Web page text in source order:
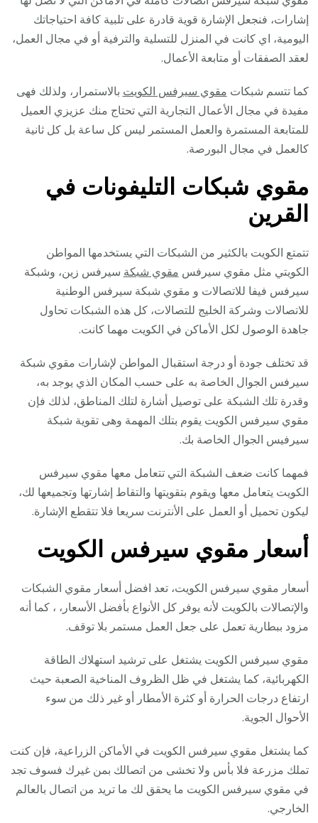
إشارات، فنجعل الإشارة قوية قادرة على تلبية كافة احتياجاتك
اليومية، اي كانت في المنزل للتسلية والترفية أو في مجال العمل،
لعقد الصفقات أو متابعة الأعمال.
كما تتسم شبكات مقوي سيرفس الكويت بالاستمرار، ولذلك فهى
مفيدة في مجال الأعمال التجارية التي تحتاج منك عزيزي العميل
للمتابعة المستمرة والعمل المستمر ليس كل ساعة بل كل ثانية
كالعمل في مجال البورصة.
مقوي شبكات التليفونات في
القرين
تتمتع الكويت بالكثير من الشبكات التي يستخدمها المواطن
الكويتي مثل مقوي سيرفس مقوي شبكة سيرفس زين، وشبكة
سيرفس فيفا للاتصالات و مقوي شبكة سيرفس الوطنية
للاتصالات وشركة الخليج للتصالات، كل هذه الشبكات تحاول
جاهدة الوصول لكل الأماكن في الكويت مهما كانت.
قد تختلف جودة أو درجة استقبال المواطن لإشارات مقوي شبكة
سيرفس الجوال الخاصة به على حسب المكان الذي يوجد به،
وقدرة تلك الشبكة على توصيل أشارة لتلك المناطق، لذلك فإن
مقوي سيرفس الكويت يقوم بتلك المهمة وهى تقوية شبكة
سيرفيس الجوال الخاصة بك.
فمهما كانت ضعف الشبكة التي تتعامل معها مقوي سيرفس
الكويت يتعامل معها ويقوم بتقويتها والتقاط إشارتها وتجميعها لك،
ليكون تحميل أو العمل على الأنترنت سريعا فلا تتقطع الإشارة.
أسعار مقوي سيرفس الكويت
أسعار مقوي سيرفس الكويت، تعد افضل أسعار مقوي الشبكات
والإتصالات بالكويت لأنه يوفر كل الأنواع بأفضل الأسعار، ، كما أنه
مزود ببطارية تعمل على جعل العمل مستمر بلا توقف.
مقوي سيرفس الكويت يشتغل على ترشيد استهلاك الطاقة
الكهربائية، كما يشتغل في ظل الظروف المناخية الصعبة حيث
ارتفاع درجات الحرارة أو كثرة الأمطار أو غير ذلك من سوء
الأحوال الجوية.
كما يشتغل مقوي سيرفس الكويت في الأماكن الزراعية، فإن كنت
تملك مزرعة فلا بأس ولا تخشى من اتصالك بمن غيرك فسوف تجد
في مقوي سيرفس الكويت ما يحقق لك ما تريد من اتصال بالعالم
الخارجي.